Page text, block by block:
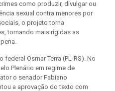
como produzir, divulgar ou
sexual contra menores por
o projeto torna
tornando mais rígidas as
Osmar Terra (PL-RS). No
Plenário em regime de
o senador Fabiano
a aprovação do texto com